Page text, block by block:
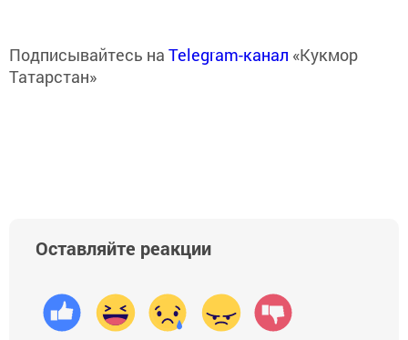
Подписывайтесь на Telegram-канал «Кукмор
Татарстан»
Оставляйте реакции